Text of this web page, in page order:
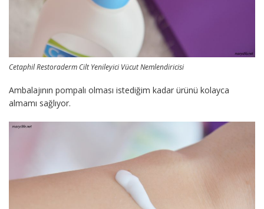
Cetaphil Restoraderm Cilt Yenileyici Vücut Nemlendiricisi
Ambalajının pompalı olması istediğim kadar ürünü kolayca
almamı sağlıyor.